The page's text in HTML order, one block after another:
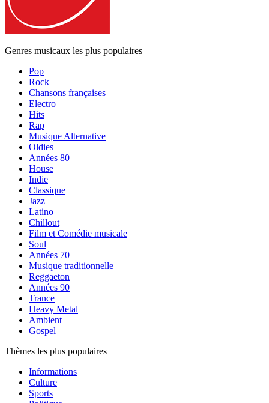
Genres musicaux les plus populaires
Pop
Rock
Chansons françaises
Electro
Hits
Rap
Musique Alternative
Oldies
Années 80
House
Indie
Classique
Jazz
Latino
Chillout
Film et Comédie musicale
Soul
Années 70
Musique traditionnelle
Reggaeton
Années 90
Trance
Heavy Metal
Ambient
Gospel
Thèmes les plus populaires
Informations
Culture
Sports